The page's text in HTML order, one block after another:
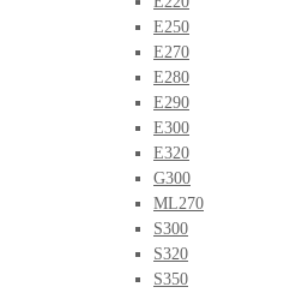
E250
E270
E280
E290
E300
E320
G300
ML270
S300
S320
S350